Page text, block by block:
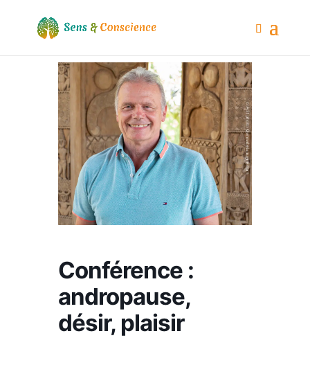
Conférence :
andropause,
désir, plaisir